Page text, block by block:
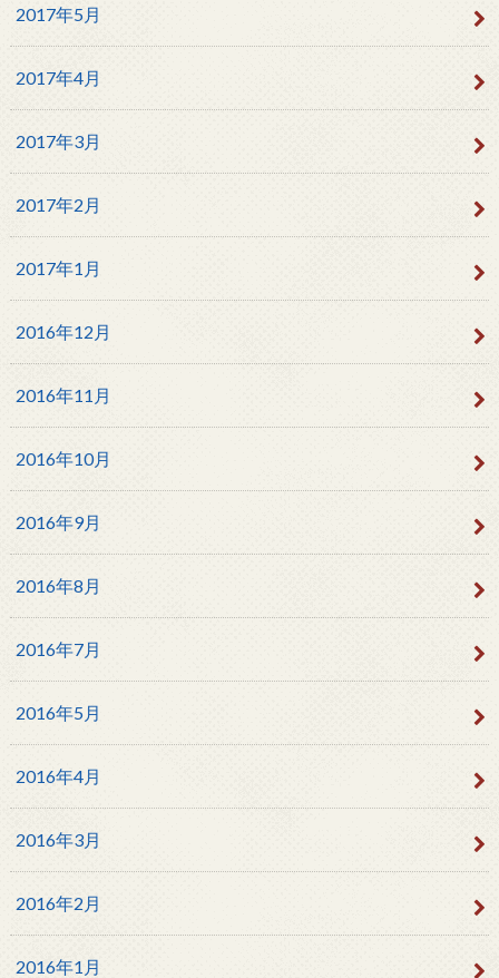
2017年5月
2017年4月
2017年3月
2017年2月
2017年1月
2016年12月
2016年11月
2016年10月
2016年9月
2016年8月
2016年7月
2016年5月
2016年4月
2016年3月
2016年2月
2016年1月